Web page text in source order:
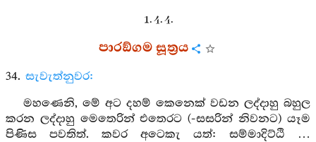
1. 4. 4.
පාරඞ්ගම සූත්‍රය
34. සැවැත්නුවර:
මහණෙනි, මේ අට දහම් කෙනෙක් වඩන ලද්දාහු බහුල
කරන ලද්දාහු මෙතෙරින් එතෙරට (-සසරින් නිවනට) යෑම
පිණිස පවතිත්. කවර අටෙකැ යත්: සම්මාදිට්ඨි …